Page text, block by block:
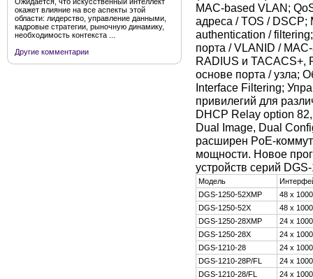
окажет влияние на все аспекты этой
области: лидерство, управление данными,
кадровые стратегии, рыночную динамику,
необходимость контекста ...
Другие комментарии
MAC-based VLAN;
адреса / TOS / DSCP;
authentication /
порта / VLANID /
RADIUS и TACACS+,
основе порта / узла;
Interface Filtering;
привилегий для
DHCP Relay option
Dual Image, Dual
расширен PoE-
мощности. Новое
устройств серий
Модель
DGS-1250-52XMP
48 х
DGS-1250-52X
48 х
DGS-1250-28XMP
24 х
DGS-1250-28X
24 х
DGS-1210-28
24 х
DGS-1210-28P/FL
24 х
DGS-1210-28/FL
24 х